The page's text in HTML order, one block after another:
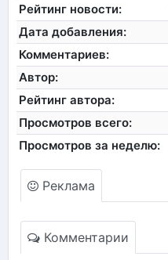
Рейтинг новости:
Дата добавления:
Комментариев:
Автор:
Рейтинг автора:
Просмотров всего:
Просмотров за неделю:
Реклама
Комментарии